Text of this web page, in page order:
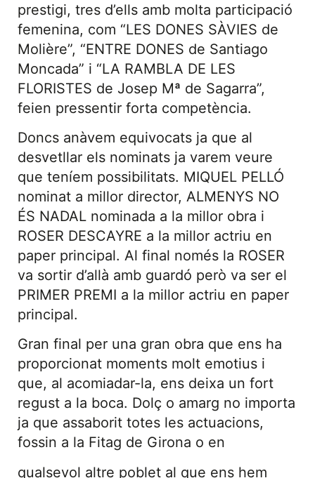
prestigi, tres d’ells amb molta participació
femenina, com “LES DONES SÀVIES de
Molière”, “ENTRE DONES de Santiago
Moncada” i “LA RAMBLA DE LES
FLORISTES de Josep Mª de Sagarra”,
feien pressentir forta competència.
Doncs anàvem equivocats ja que al
desvetllar els nominats ja varem veure
que teníem possibilitats. MIQUEL PELLÓ
nominat a millor director, ALMENYS NO
ÉS NADAL nominada a la millor obra i
ROSER DESCAYRE a la millor actriu en
paper principal. Al final només la ROSER
va sortir d’allà amb guardó però va ser el
PRIMER PREMI a la millor actriu en paper
principal.
Gran final per una gran obra que ens ha
proporcionat moments molt emotius i
que, al acomiadar-la, ens deixa un fort
regust a la boca. Dolç o amarg no importa
ja que assaborit totes les actuacions,
fossin a la Fitag de Girona o en
qualsevol altre poblet al que ens hem